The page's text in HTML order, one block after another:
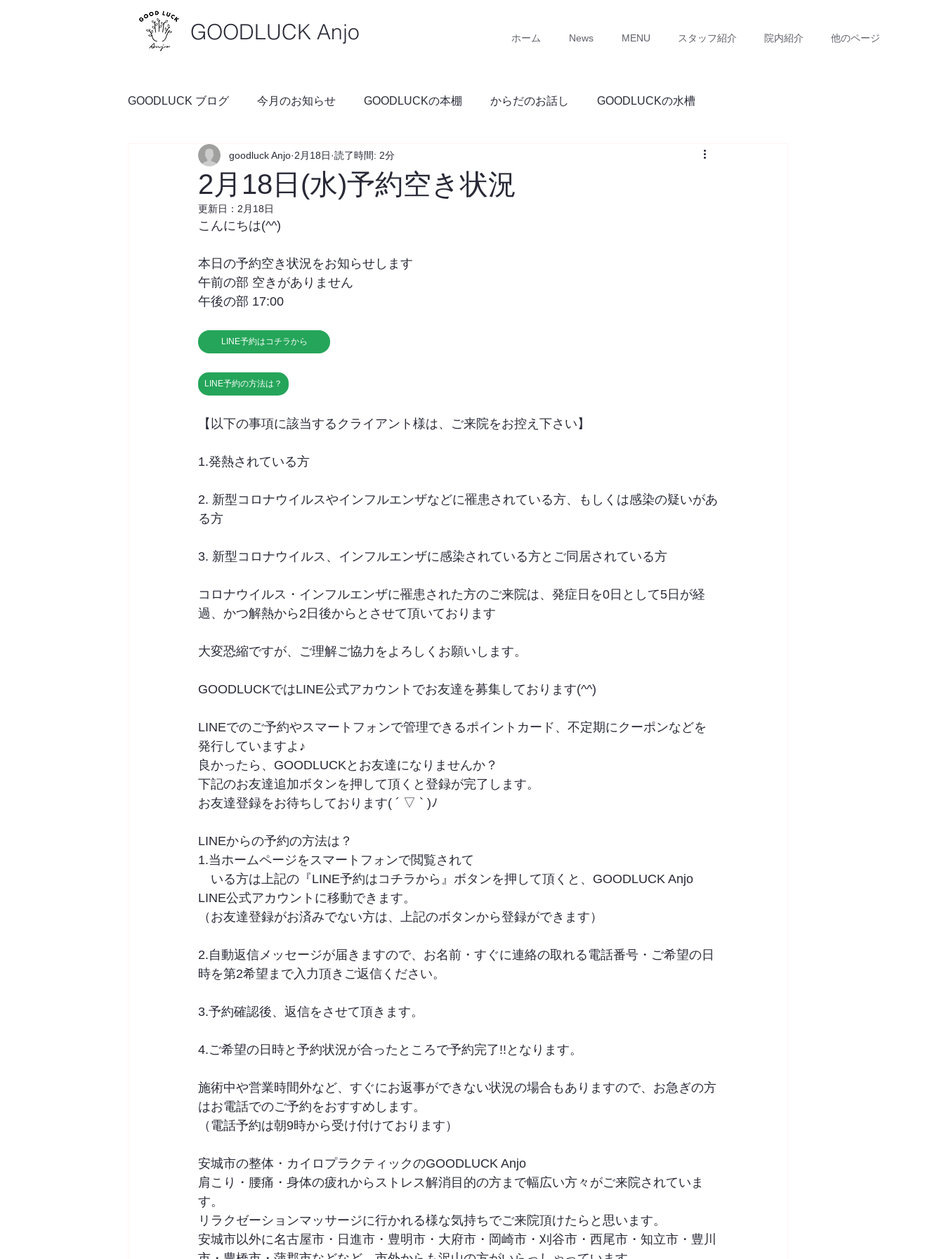
ホーム News MENU スタッフ紹介 院内紹介 他のページ
GOODLUCK Anjo
GOODLUCK ブログ 今月のお知らせ GOODLUCKの本棚 からだのお話し GOODLUCKの水槽
料理の時間 予約空き状況 GOODLUCKブログ
2月18日(水)予約空き状況
goodluck Anjo 2月18日 読了時間: 2分
更新日： 2月18日
こんにちは(^^)
本日の予約空き状況をお知らせします
午前の部 空きがありません
午後の部 17:00
LINE予約はコチラから
LINE予約の方法は？
【以下の事項に該当するクライアント様は、ご来院をお控え下さい】
1.発熱されている方
2. 新型コロナウイルスやインフルエンザなどに罹患されている方、もしくは感染の疑いがあ
る方
3. 新型コロナウイルス、インフルエンザに感染されている方とご同居されている方
コロナウイルス・インフルエンザに罹患された方のご来院は、発症日を0日として5日が経
過、かつ解熱から2日後からとさせて頂いております
大変恐縮ですが、ご理解ご協力をよろしくお願いします。
GOODLUCKではLINE公式アカウントでお友達を募集しております(^^)
LINEでのご予約やスマートフォンで管理できるポイントカード、不定期にクーポンなどを
発行していますよ♪
良かったら、GOODLUCKとお友達になりませんか？
下記のお友達追加ボタンを押して頂くと登録が完了します。
お友達登録をお待ちしております( ´ ▽ ` )ﾉ
LINEからの予約の方法は？
1.当ホームページをスマートフォンで閲覧されて
いる方は上記の『LINE予約はコチラから』ボタンを押して頂くと、GOODLUCK Anjo
LINE公式アカウントに移動できます。
（お友達登録がお済みでない方は、上記のボタンから登録ができます）
2.自動返信メッセージが届きますので、お名前・すぐに連絡の取れる電話番号・ご希望の日
時を第2希望まで入力頂きご返信ください。
3.予約確認後、返信をさせて頂きます。
4.ご希望の日時と予約状況が合ったところで予約完了!!となります。
施術中や営業時間外など、すぐにお返事ができない状況の場合もありますので、お急ぎの方
はお電話でのご予約をおすすめします。
（電話予約は朝9時から受け付けております）
安城市の整体・カイロプラクティックのGOODLUCK Anjo
肩こり・腰痛・身体の疲れからストレス解消目的の方まで幅広い方々がご来院されていま
す。
リラクゼーションマッサージに行かれる様な気持ちでご来院頂けたらと思います。
安城市以外に名古屋市・日進市・豊明市・大府市・岡崎市・刈谷市・西尾市・知立市・豊川